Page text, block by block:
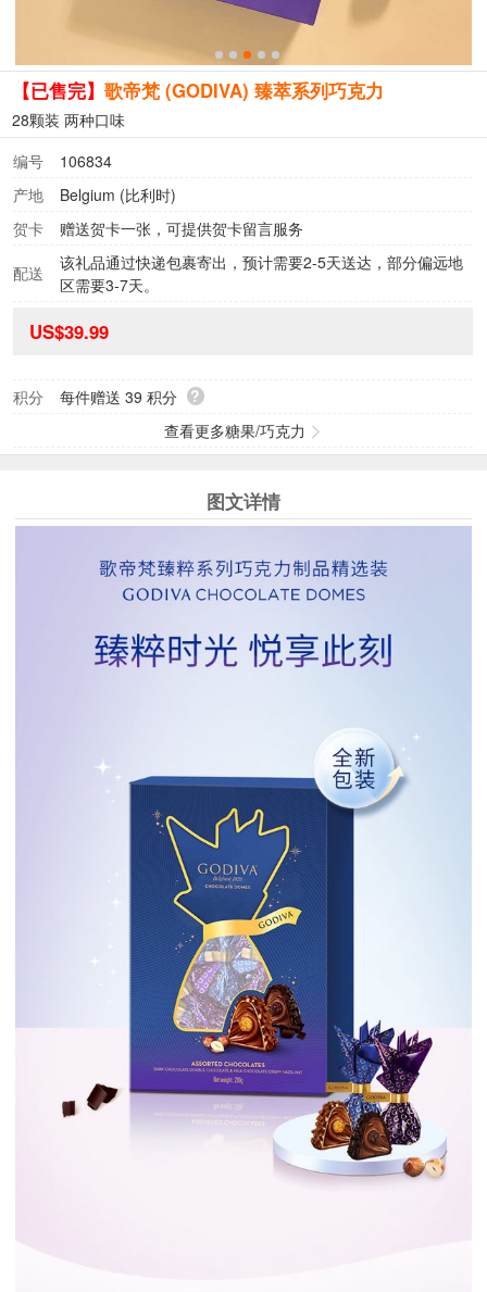
【已售完】歌帝梵 (GODIVA) 臻萃系列巧克力
28颗装 两种口味
编号
106834
产地
Belgium (比利时)
贺卡
赠送贺卡一张，可提供贺卡留言服务
配送
该礼品通过快递包裹寄出，预计需要2-5天送达，部分偏远地
区需要3-7天。
US$39.99
积分 每件赠送39 积分
?
查看更多糖果/巧克力
图文详情